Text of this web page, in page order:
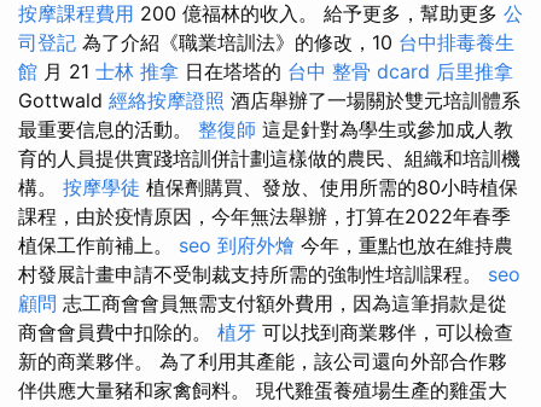
按摩課程費用 200 億福林的收入。 給予更多，幫助更多 公
司登記 為了介紹《職業培訓法》的修改，10 台中排毒養生
館 月 21 士林 推拿 日在塔塔的 台中 整骨 dcard 后里推拿
Gottwald 經絡按摩證照 酒店舉辦了一場關於雙元培訓體系
最重要信息的活動。 整復師 這是針對為學生或參加成人教
育的人員提供實踐培訓併計劃這樣做的農民、組織和培訓機
構。 按摩學徒 植保劑購買、發放、使用所需的80小時植保
課程，由於疫情原因，今年無法舉辦，打算在2022年春季
植保工作前補上。 seo 到府外燴 今年，重點也放在維持農
村發展計畫申請不受制裁支持所需的強制性培訓課程。 seo
顧問 志工商會會員無需支付額外費用，因為這筆捐款是從
商會會員費中扣除的。 植牙 可以找到商業夥伴，可以檢查
新的商業夥伴。 為了利用其產能，該公司還向外部合作夥
伴供應大量豬和家禽飼料。 現代雞蛋養殖場生產的雞蛋大